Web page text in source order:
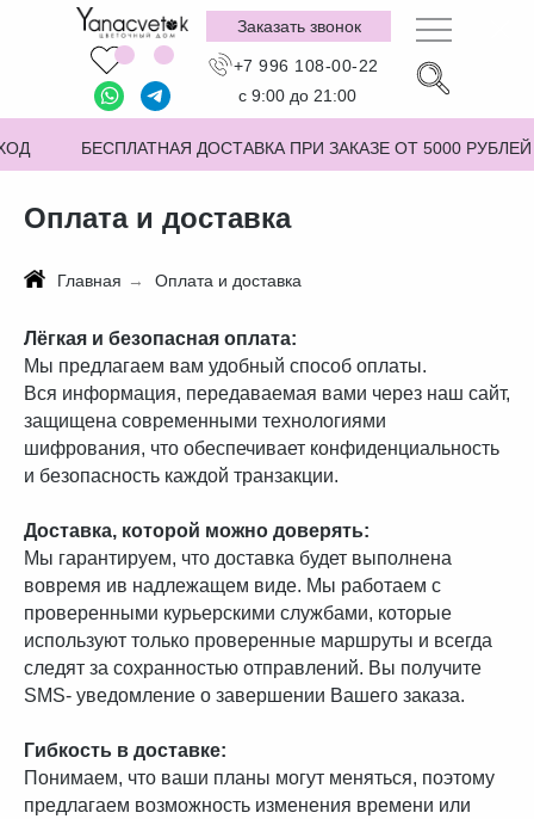
+7 996 108-00-22
Заказать звонок
БЕСПЛАТНАЯ ДОСТАВКА ПРИ ЗАКАЗЕ ОТ 5000 РУБЛЕЙ
с 9:00 до 21:00
Оплата и доставка
Главная → Оплата и доставка
Лёгкая и безопасная оплата:
Мы предлагаем вам удобный способ оплаты.
Вся информация, передаваемая вами через наш сайт,
защищена современными технологиями
шифрования, что обеспечивает конфиденциальность
и безопасность каждой транзакции.
Доставка, которой можно доверять:
Мы гарантируем, что доставка будет выполнена
вовремя ив надлежащем виде. Мы работаем с
проверенными курьерскими службами, которые
используют только проверенные маршруты и всегда
следят за сохранностью отправлений. Вы получите
SMS- уведомление о завершении Вашего заказа.
Гибкость в доставке:
Понимаем, что ваши планы могут меняться, поэтому
предлагаем возможность изменения времени или